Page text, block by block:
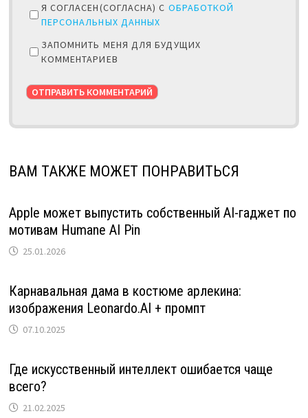
Я СОГЛАСЕН(СОГЛАСНА) С ОБРАБОТКОЙ
ПЕРСОНАЛЬНЫХ ДАННЫХ
ЗАПОМНИТЬ МЕНЯ ДЛЯ БУДУЩИХ
КОММЕНТАРИЕВ
ВАМ ТАКЖЕ МОЖЕТ ПОНРАВИТЬСЯ
Apple может выпустить собственный AI-гаджет по
мотивам Humane AI Pin
25.01.2026
Карнавальная дама в костюме арлекина:
изображения Leonardo.AI + промпт
07.10.2025
Где искусственный интеллект ошибается чаще
всего?
21.02.2025